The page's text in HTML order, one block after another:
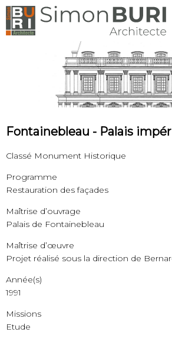
Fontainebleau - Palais
Classé Monument Historique
Programme
Restauration des façades
Maîtrise d’ouvrage
Palais de Fontainebleau
Maîtrise d’œuvre
Projet réalisé sous la direction de
Année(s)
1991
Missions
Etude